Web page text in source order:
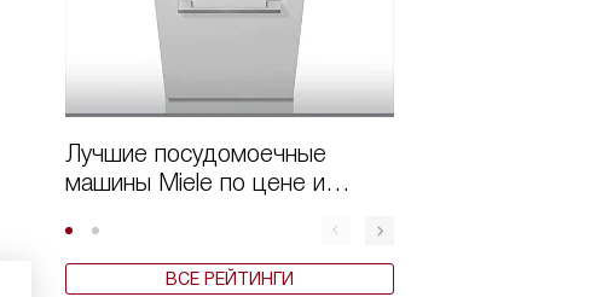
Лучшие посудомоечные
машины Miele по цене и
ВСЕ РЕЙТИНГИ